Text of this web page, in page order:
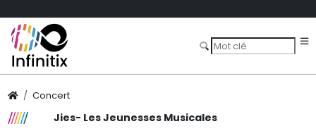
Concert
Jies- Les Jeunesses Musicales